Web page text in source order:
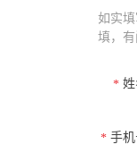
如实
填，
* 姓
* 手机